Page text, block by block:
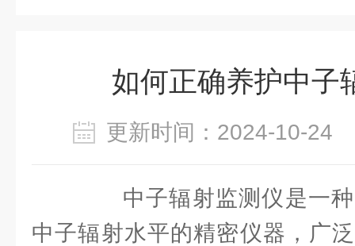
如何正确养护中子
更新时间：2024-10-
中子辐射监测仪是一种
中子辐射水平的精密仪器，广